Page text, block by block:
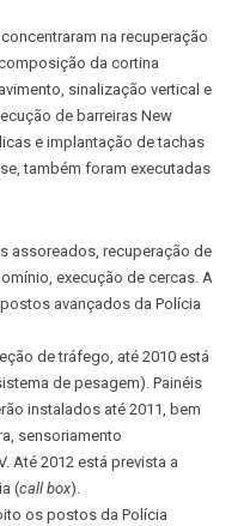
na recuperação
da cortina
sinalização vertical e
de barreiras New
e implantação de tachas
também foram executadas
assoreados, recuperação de
execução de cercas. A
avançados da Polícia
de tráfego, até 2010 está
de pesagem). Painéis
instalados até 2011, bem
sensoriamento
Até 2012 está prevista a
(call box).
os postos da Polícia